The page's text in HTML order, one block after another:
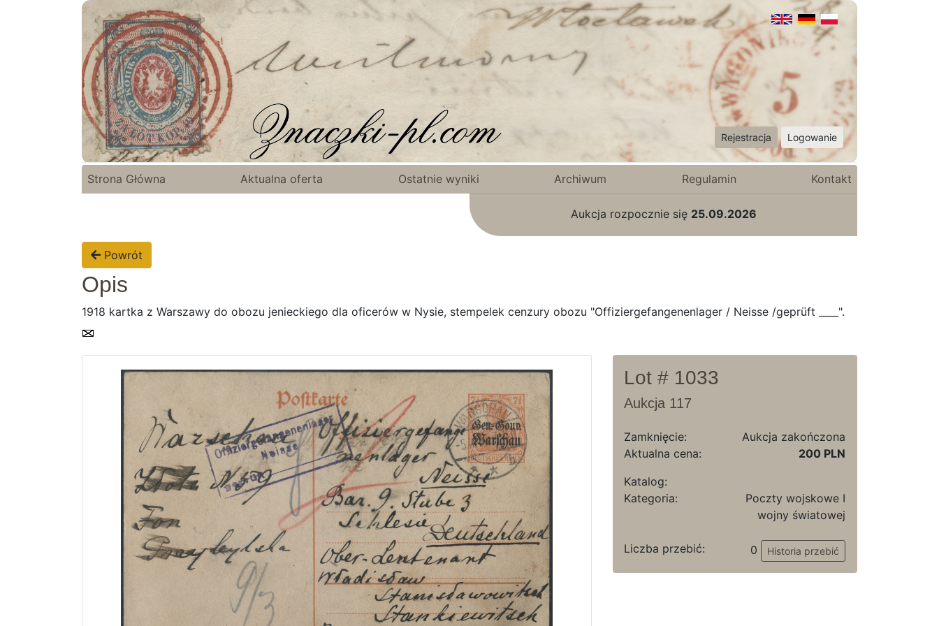
Rejestracja Logowanie
Strona Główna Aktualna oferta Ostatnie wyniki Archiwum Regulamin Kontakt
Aukcja rozpocznie się 25.09.2026
Powrót
Opis
1918 kartka z Warszawy do obozu jenieckiego dla oficerów w Nysie, stempelek cenzury obozu "Offiziergefangenenlager / Neisse /geprüft ____".
Lot # 1033
Aukcja 117
Zamknięcie:
Aukcja zakończona
Aktualna cena:
200 PLN
Katalog:
Kategoria:
Poczty wojskowe I
wojny światowej
Liczba przebić: 0 Historia przebić